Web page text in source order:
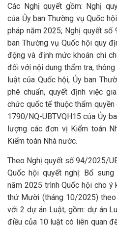
Các Nghị quyết gồm: Nghị
của Ủy ban Thường vụ Quốc
pháp năm 2025; Nghị quyết
ban Thường vụ Quốc hội quy
động và định mức khoán chi
đối với nội dung thẩm tra,
luật của Quốc hội, Ủy ban
phê chuẩn, quyết định việc
chức quốc tế thuộc thẩm
1790/NQ-UBTVQH15 của Ủy
lượng các đơn vị Kiểm toán
Kiểm toán Nhà nước.
Theo Nghị quyết số 94/2025/
Quốc hội quyết nghị: Bổ
năm 2025 trình Quốc hội cho ý
thứ Mười (tháng 10/2025)
với 2 dự án Luật, gồm: dự án
điều của 10 luật có liên quan